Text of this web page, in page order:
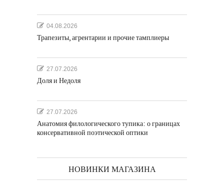
04.08.2026
Трапезиты, агрентарии и прочие тамплиеры
27.07.2026
Доля и Недоля
27.07.2026
Анатомия филологического тупика: о границах
консервативной поэтической оптики
НОВИНКИ МАГАЗИНА